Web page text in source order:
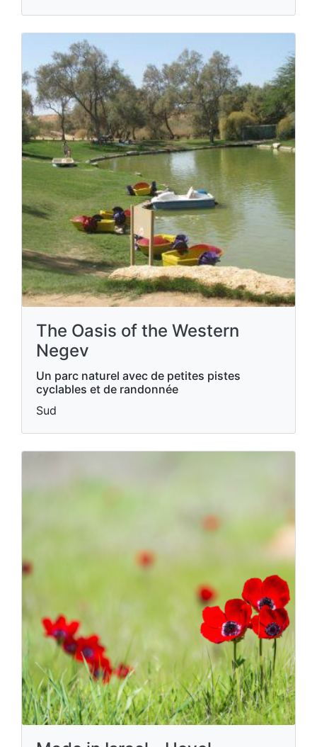
The Oasis of the Western
Negev
Un parc naturel avec de petites pistes
cyclables et de randonnée
Sud